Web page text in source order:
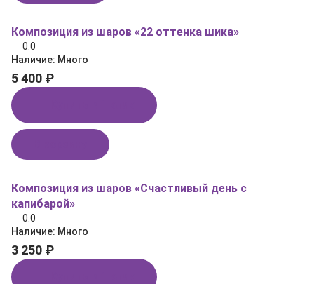
Композиция из шаров «22 оттенка шика»
0.0
Наличие: Много
5 400 ₽
Композиция из шаров «Счастливый день с
капибарой»
0.0
Наличие: Много
3 250 ₽